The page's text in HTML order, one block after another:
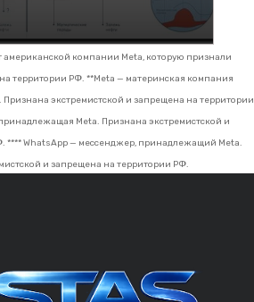
компании Meta, которую признали
территории РФ. **Meta — материнская компания
Признана экстремистской и запрещена на территории
Meta. Признана экстремистской и
**** WhatsApp — мессенджер, принадлежащий Meta.
и запрещена на территории РФ.